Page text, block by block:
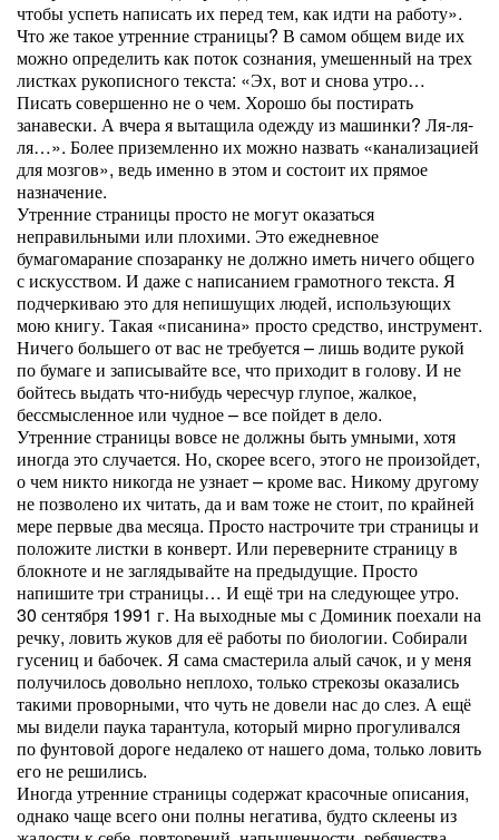
чтобы успеть написать их перед тем, как идти на работу».
Что же такое утренние страницы? В самом общем виде их
можно определить как поток сознания, умешенный на трех
листках рукописного текста: «Эх, вот и снова утро…
Писать совершенно не о чем. Хорошо бы постирать
занавески. А вчера я вытащила одежду из машинки? Ля-ля-
ля…». Более приземленно их можно назвать «канализацией
для мозгов», ведь именно в этом и состоит их прямое
назначение.
Утренние страницы просто не могут оказаться
неправильными или плохими. Это ежедневное
бумагомарание спозаранку не должно иметь ничего общего
с искусством. И даже с написанием грамотного текста. Я
подчеркиваю это для непишущих людей, использующих
мою книгу. Такая «писанина» просто средство, инструмент.
Ничего большего от вас не требуется – лишь водите рукой
по бумаге и записывайте все, что приходит в голову. И не
бойтесь выдать что-нибудь чересчур глупое, жалкое,
бессмысленное или чудное – все пойдет в дело.
Утренние страницы вовсе не должны быть умными, хотя
иногда это случается. Но, скорее всего, этого не произойдет,
о чем никто никогда не узнает – кроме вас. Никому другому
не позволено их читать, да и вам тоже не стоит, по крайней
мере первые два месяца. Просто настрочите три страницы и
положите листки в конверт. Или переверните страницу в
блокноте и не заглядывайте на предыдущие. Просто
напишите три страницы… И ещё три на следующее утро.
30 сентября 1991 г. На выходные мы с Доминик поехали на
речку, ловить жуков для её работы по биологии. Собирали
гусениц и бабочек. Я сама смастерила алый сачок, и у меня
получилось довольно неплохо, только стрекозы оказались
такими проворными, что чуть не довели нас до слез. А ещё
мы видели паука тарантула, который мирно прогуливался
по фунтовой дороге недалеко от нашего дома, только ловить
его не решились.
Иногда утренние страницы содержат красочные описания,
однако чаще всего они полны негатива, будто склеены из